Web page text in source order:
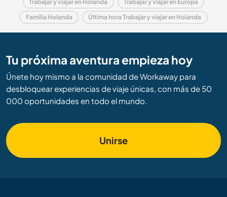
Trabajar y viajar en Holanda Trabajar y viajar en Europa
Familia Holanda Última hora Trabajar y viajar en Holanda
Tu próxima aventura empieza hoy
Únete hoy mismo a la comunidad de Workaway para
desbloquear experiencias de viaje únicas, con más de 50
000 oportunidades en todo el mundo.
Unirse